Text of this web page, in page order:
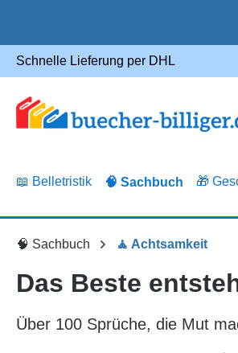
Schnelle Lieferung per DHL
📖 Belletristik 🧠 Sachbuch 🎁
🧠 Sachbuch 🧘 Achtsamkeit
Das Beste
Über 100 Sprüche, die Mut